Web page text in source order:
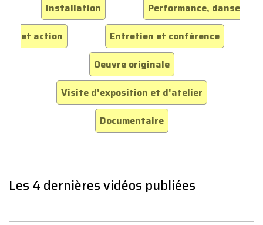
Installation
Performance, danse
et action
Entretien et conférence
Oeuvre originale
Visite d'exposition et d'atelier
Documentaire
Les 4 dernières vidéos publiées